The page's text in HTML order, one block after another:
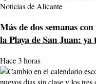
Noticias de Alicante
Más de dos semanas
la Playa de San Juan:
Hace 3 horas